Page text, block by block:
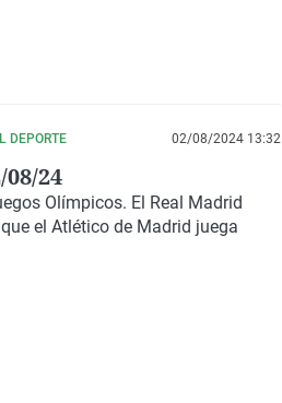
DEPORTE 02/08/2024 13:32
24
Olímpicos. El Real Madrid
el Atlético de Madrid juega